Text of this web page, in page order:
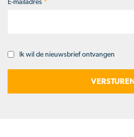
Opt-Ik wil de nieuwsbrief ontvangen